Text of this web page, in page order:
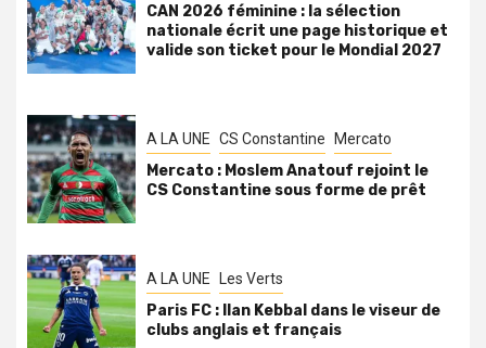
CAN 2026 féminine : la sélection
nationale écrit une page historique et
valide son ticket pour le Mondial 2027
A LA UNE CS Constantine Mercato
Mercato : Moslem Anatouf rejoint le
CS Constantine sous forme de prêt
A LA UNE Les Verts
Paris FC : Ilan Kebbal dans le viseur de
clubs anglais et français